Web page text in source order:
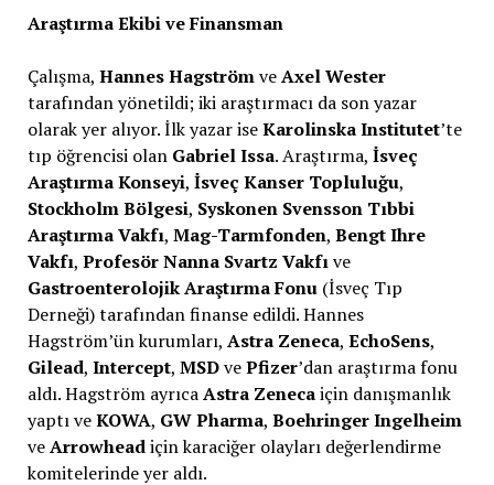
Araştırma Ekibi ve Finansman
Çalışma, Hannes HagströmveAxel Wester
tarafından yönetildi; iki araştırmacı da son yazar
olarak yer alıyor. İlk yazar iseKarolinska Institutet’te
tıp öğrencisi olan Gabriel Issa. Araştırma, İsveç
Araştırma Konseyi, İsveç Kanser Topluluğu,
Stockholm Bölgesi, Syskonen Svensson Tıbbi
Araştırma Vakfı, Mag-Tarmfonden, Bengt Ihre
Vakfı, Profesör Nanna Svartz Vakfıve
Gastroenterolojik Araştırma Fonu(İsveç Tıp
Derneği) tarafından finanse edildi. Hannes
Hagström’ün kurumları, Astra Zeneca, EchoSens,
Gilead, Intercept, MSDvePfizer’dan araştırma fonu
aldı. Hagström ayrıcaAstra Zenecaiçin danışmanlık
yaptı veKOWA, GW Pharma, Boehringer Ingelheim
veArrowheadiçin karaciğer olayları değerlendirme
komitelerinde yer aldı.